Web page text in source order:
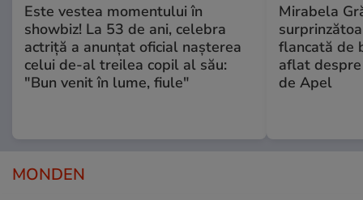
Este vestea momentului în
showbiz! La 53 de ani, celebra
actriță a anunțat oficial nașterea
celui de-al treilea copil al său:
"Bun venit în lume, fiule"
Mirabela
flancată de
aflat
de Apel
MONDEN